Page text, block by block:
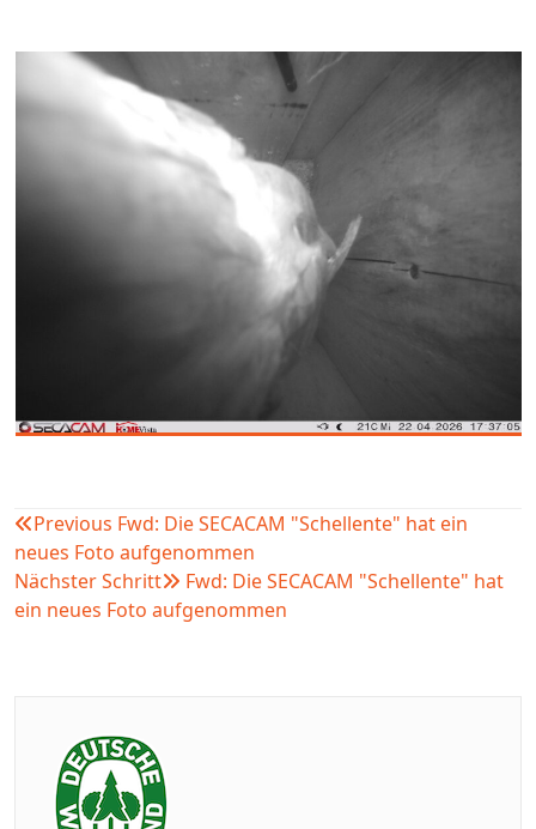
Beitragsnavigation
Previous Fwd: Die SECACAM "Schellente" hat ein
neues Foto aufgenommen
Nächster Schritt
Fwd: Die SECACAM "Schellente" hat
ein neues Foto aufgenommen